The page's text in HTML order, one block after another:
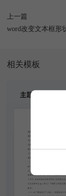
上一篇
word改变文本框形
相关模板